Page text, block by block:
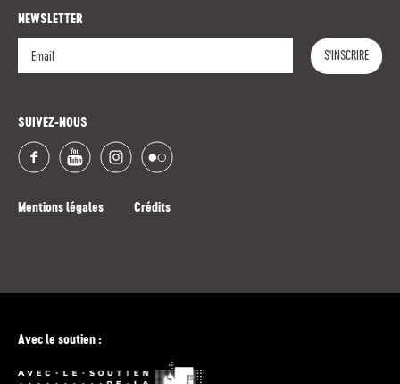
NEWSLETTER
S'INSCRIRE
SUIVEZ-NOUS
Mentions légales Crédits
Avec le soutien :